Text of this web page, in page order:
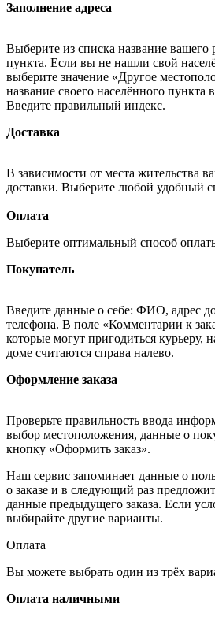
Заполнение адреса
Выберите из списка название вашего
пункта. Если вы не нашли свой
выберите значение «Другое
название своего населённого пункта
Введите правильный индекс.
Доставка
В зависимости от места жительства
доставки. Выберите любой удобный
Оплата
Выберите оптимальный способ
Покупатель
Введите данные о себе: ФИО, адрес
телефона. В поле «Комментарии к
которые могут пригодиться курьеру,
доме считаются справа налево.
Оформление заказа
Проверьте правильность ввода
выбор местоположения, данные о
кнопку «Оформить заказ».
Наш сервис запоминает данные о
о заказе и в следующий раз
данные предыдущего заказа. Если
выбирайте другие варианты.
Оплата
Вы можете выбрать один из трёх
Оплата наличными